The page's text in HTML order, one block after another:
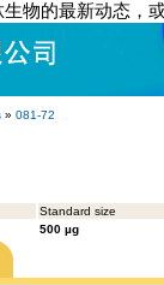
物的最新动态，
» 081-72
Standard size
500 µg